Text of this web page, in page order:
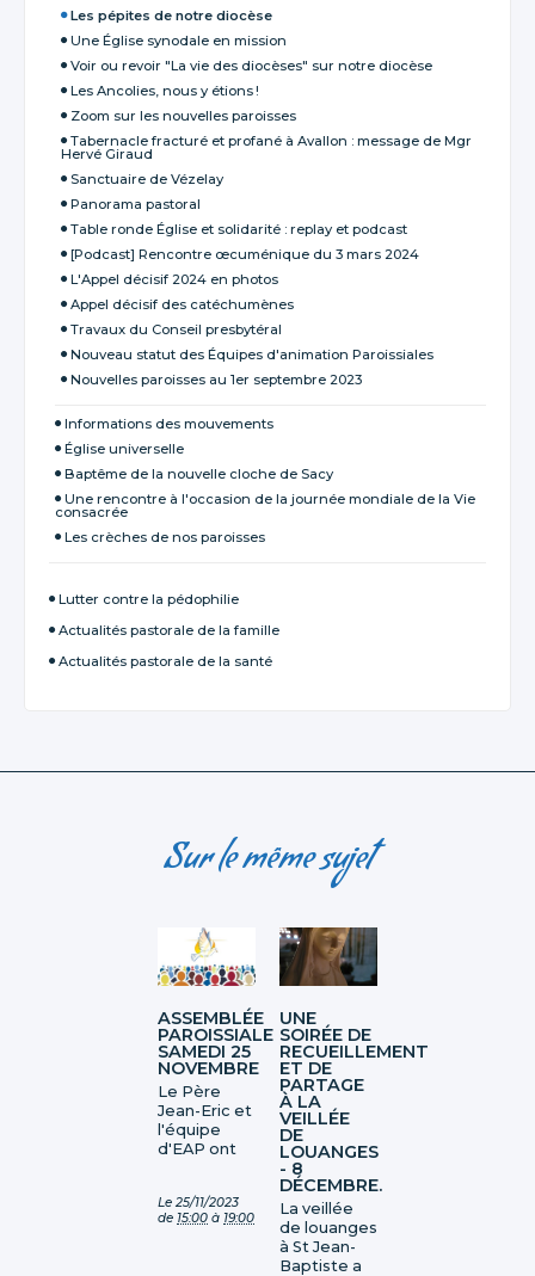
Les pépites de notre diocèse
Une Église synodale en mission
Voir ou revoir "La vie des diocèses" sur notre diocèse
Les Ancolies, nous y étions !
Zoom sur les nouvelles paroisses
Tabernacle fracturé et profané à Avallon : message de Mgr
Hervé Giraud
Sanctuaire de Vézelay
Panorama pastoral
Table ronde Église et solidarité : replay et podcast
[Podcast] Rencontre œcuménique du 3 mars 2024
L'Appel décisif 2024 en photos
Appel décisif des catéchumènes
Travaux du Conseil presbytéral
Nouveau statut des Équipes d'animation Paroissiales
Nouvelles paroisses au 1er septembre 2023
Informations des mouvements
Église universelle
Baptême de la nouvelle cloche de Sacy
Une rencontre à l'occasion de la journée mondiale de la Vie
consacrée
Les crèches de nos paroisses
Lutter contre la pédophilie
Actualités pastorale de la famille
Actualités pastorale de la santé
Sur le même sujet
ASSEMBLÉE
PAROISSIALE
SAMEDI 25
NOVEMBRE
Le 25/11/2023
de 15:00 à 19:00
Le Père
Jean-Eric et
l'équipe
d'EAP ont
à
l'assemblée
UNE
SOIRÉE DE
RECUEILLEMENT
ET DE
PARTAGE
À LA
VEILLÉE
DE
LOUANGES
- 8
DÉCEMBRE.
La veillée
de louanges
à St Jean-
Baptiste a